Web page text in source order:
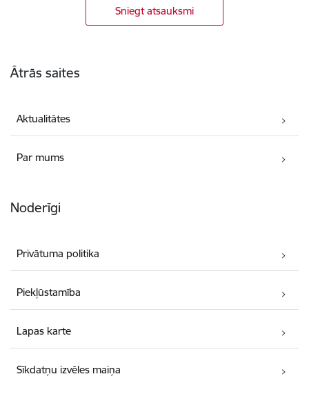
Sniegt atsauksmi
Ātrās saites
Aktualitātes
Par mums
Noderīgi
Privātuma politika
Piekļūstamība
Lapas karte
Sīkdatņu izvēles maiņa